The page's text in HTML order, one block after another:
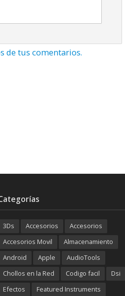
de tus comentarios.
3Ds Accesorios
Accesorios
Accesorios Movil
Almacenamiento
Android
Apple
AudioTools
Chollos en la Red
Codigo facil
Dsi
Efectos
Featured Instruments